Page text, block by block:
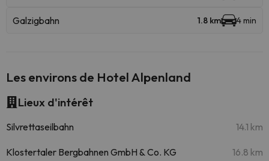
Galzigbahn 1.8 km 4 min
Les environs de Hotel Alpenland
Lieux d'intérêt
Silvrettaseilbahn 14.1 km
Klostertaler Bergbahnen GmbH & Co. KG 16.8 km